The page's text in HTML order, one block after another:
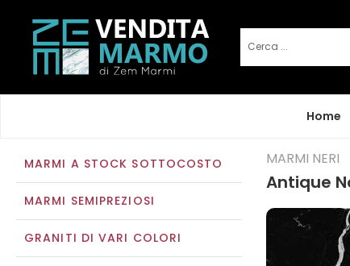
Home
MARMI A STOCK SOTTOCOSTO
MARMI SEMIPREZIOSI
GRANITI DI VARI COLORI
MARMI NERI
Antique